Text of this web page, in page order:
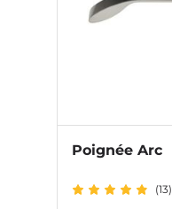
Poignée Arc
(13)